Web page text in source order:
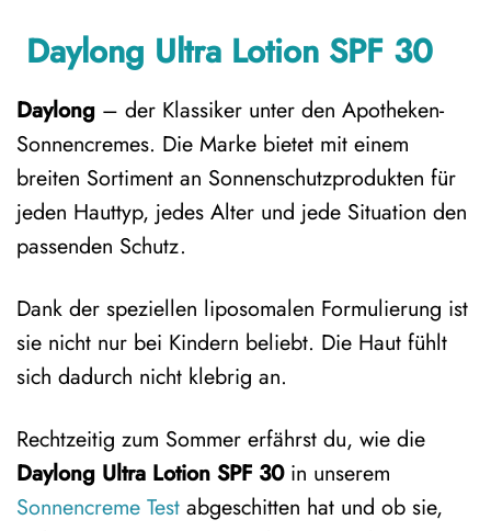
Daylong Ultra Lotion SPF 30
Daylong – der Klassiker unter den Apotheken-
Sonnencremes. Die Marke bietet mit einem
breiten Sortiment an Sonnenschutzprodukten für
jeden Hauttyp, jedes Alter und jede Situation den
passenden Schutz.
Dank der speziellen liposomalen Formulierung ist
sie nicht nur bei Kindern beliebt. Die Haut fühlt
sich dadurch nicht klebrig an.
Rechtzeitig zum Sommer erfährst du, wie die
Daylong Ultra Lotion SPF 30 in unserem
Sonnencreme Test abgeschitten hat und ob sie,